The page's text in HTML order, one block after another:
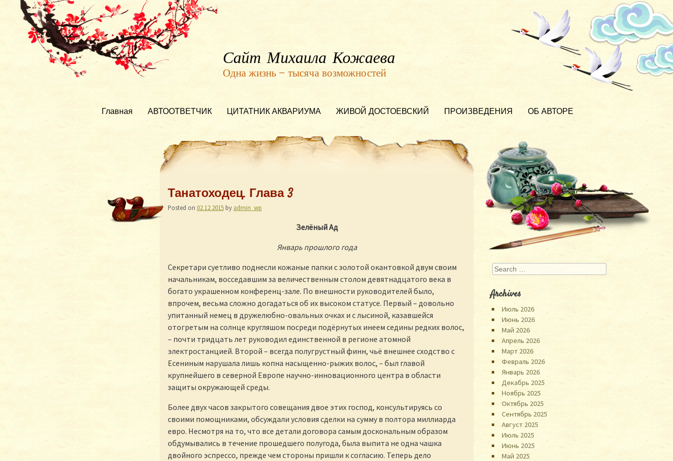
Сайт Михаила Кожаева
Одна жизнь — тысяча возможностей
Главная АВТООТВЕТЧИК ЦИТАТНИК АКВАРИУМА ЖИВОЙ ДОСТОЕВСКИЙ ПРОИЗВЕДЕНИЯ ОБ АВТОРЕ
Танатоходец. Глава 3
Posted on 02.12.2015 by admin_wp
Зелёный Ад
Январь прошлого года
Секретари суетливо поднесли кожаные папки с золотой окантовкой двум своим
начальникам, восседавшим за величественным столом девятнадцатого века в
богато украшенном конференц-зале. По внешности руководителей было,
впрочем, весьма сложно догадаться об их высоком статусе. Первый – довольно
упитанный немец в дружелюбно-овальных очках и с лысиной, казавшейся
отогретым на солнце кругляшом посреди подёрнутых инеем седины редких волос,
– почти тридцать лет руководил единственной в регионе атомной
электростанцией. Второй – всегда полугрустный финн, чьё внешнее сходство с
Есениным нарушала лишь копна насыщенно-рыжих волос, – был главой
крупнейшего в северной Европе научно-инновационного центра в области
защиты окружающей среды.
Более двух часов закрытого совещания двое этих господ, консультируясь со
своими помощниками, обсуждали условия сделки на сумму в полтора миллиарда
евро. Несмотря на то, что все детали договора самым доскональным образом
обдумывались в течение прошедшего полугода, была выпита не одна чашка
двойного эспрессо, прежде чем стороны пришли к согласию. Теперь дело
Search
Archives
Июль 2026
Июнь 2026
Май 2026
Апрель 2026
Март 2026
Февраль 2026
Январь 2026
Декабрь 2025
Ноябрь 2025
Октябрь 2025
Сентябрь 2025
Август 2025
Июль 2025
Июнь 2025
Май 2025